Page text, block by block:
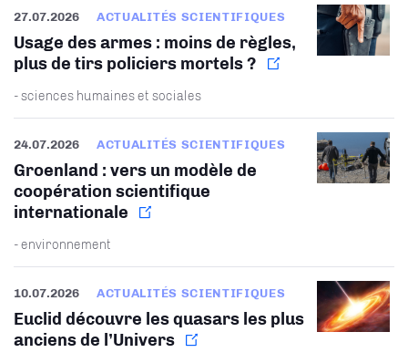
27.07.2026 ACTUALITÉS SCIENTIFIQUES
Usage des armes : moins de règles,
plus de tirs policiers mortels ?
- sciences humaines et sociales
24.07.2026 ACTUALITÉS SCIENTIFIQUES
Groenland : vers un modèle de
coopération scientifique
internationale
- environnement
10.07.2026 ACTUALITÉS SCIENTIFIQUES
Euclid découvre les quasars les plus
anciens de l’Univers